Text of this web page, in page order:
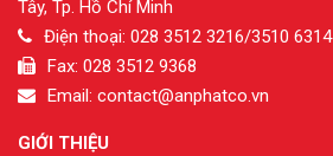
Tây, Tp. Hồ Chí Minh
Điện thoại: 028 3512 3216/3510 6314
Fax: 028 3512 9368
Email: contact@anphatco.vn
GIỚI THIỆU